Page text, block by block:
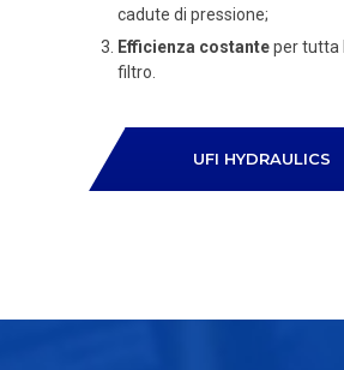
cadute di pressione;
Efficienza costanteper tutta
filtro.
UFI HYDRAULICS